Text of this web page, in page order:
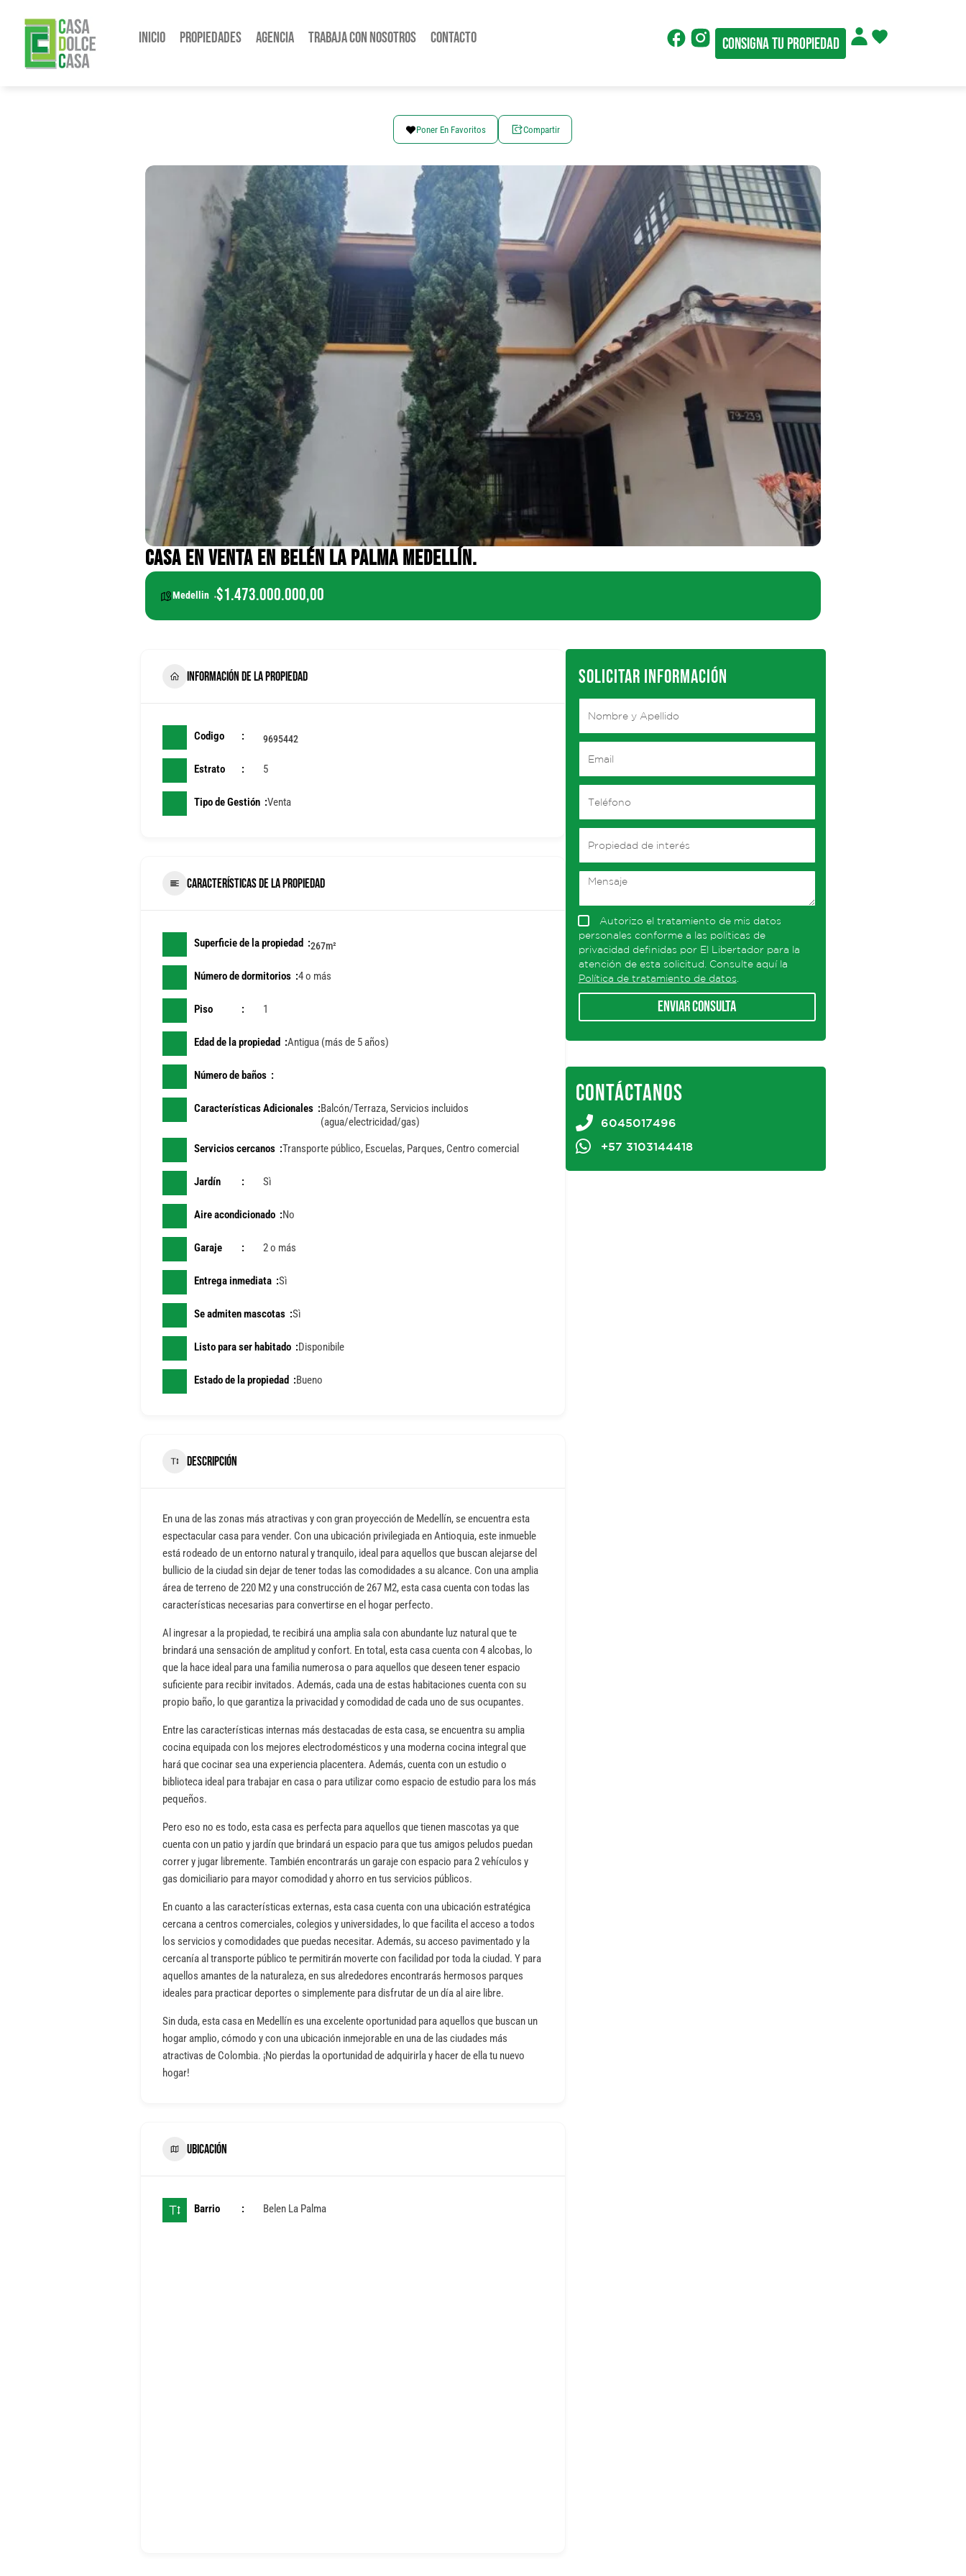
Inicio Propiedades Agencia Trabaja con nosotros Contacto Consigna tu propiedad
Poner En Favoritos Compartir
CASA EN VENTA EN BELÉN LA PALMA MEDELLÍN.
Medellin $1.473.000.000,00
INFORMACIÓN DE LA PROPIEDAD
Codigo 9695442
Estrato 5
Tipo de Gestión Venta
CARACTERÍSTICAS DE LA PROPIEDAD
Superficie de la propiedad 267m²
Número de dormitorios 4 o más
Piso 1
Edad de la propiedad Antigua (más de 5 años)
Número de baños
Características Adicionales
Balcón/Terraza, Servicios incluidos
(agua/electricidad/gas)
Servicios cercanos Transporte público, Escuelas, Parques, Centro comercial
Jardín Sì
Aire acondicionado No
Garaje 2 o más
Entrega inmediata Sì
Se admiten mascotas Sì
Listo para ser habitado Disponibile
Estado de la propiedad Bueno
DESCRIPCIÓN
En una de las zonas más atractivas y con gran proyección de Medellín, se encuentra esta
espectacular casa para vender. Con una ubicación privilegiada en Antioquia, este inmueble
está rodeado de un entorno natural y tranquilo, ideal para aquellos que buscan alejarse del
bullicio de la ciudad sin dejar de tener todas las comodidades a su alcance. Con una amplia
área de terreno de 220 M2 y una construcción de 267 M2, esta casa cuenta con todas las
características necesarias para convertirse en el hogar perfecto.
Al ingresar a la propiedad, te recibirá una amplia sala con abundante luz natural que te
brindará una sensación de amplitud y confort. En total, esta casa cuenta con 4 alcobas, lo
que la hace ideal para una familia numerosa o para aquellos que deseen tener espacio
suficiente para recibir invitados. Además, cada una de estas habitaciones cuenta con su
propio baño, lo que garantiza la privacidad y comodidad de cada uno de sus ocupantes.
Entre las características internas más destacadas de esta casa, se encuentra su amplia
cocina equipada con los mejores electrodomésticos y una moderna cocina integral que
hará que cocinar sea una experiencia placentera. Además, cuenta con un estudio o
biblioteca ideal para trabajar en casa o para utilizar como espacio de estudio para los más
pequeños.
Pero eso no es todo, esta casa es perfecta para aquellos que tienen mascotas ya que
cuenta con un patio y jardín que brindará un espacio para que tus amigos peludos puedan
correr y jugar libremente. También encontrarás un garaje con espacio para 2 vehículos y
gas domiciliario para mayor comodidad y ahorro en tus servicios públicos.
En cuanto a las características externas, esta casa cuenta con una ubicación estratégica
cercana a centros comerciales, colegios y universidades, lo que facilita el acceso a todos
los servicios y comodidades que puedas necesitar. Además, su acceso pavimentado y la
cercanía al transporte público te permitirán moverte con facilidad por toda la ciudad. Y para
aquellos amantes de la naturaleza, en sus alrededores encontrarás hermosos parques
ideales para practicar deportes o simplemente para disfrutar de un día al aire libre.
Sin duda, esta casa en Medellín es una excelente oportunidad para aquellos que buscan un
hogar amplio, cómodo y con una ubicación inmejorable en una de las ciudades más
atractivas de Colombia. ¡No pierdas la oportunidad de adquirirla y hacer de ella tu nuevo
hogar!
UBICACIÓN
Barrio Belen La Palma
SOLICITAR INFORMACIÓN
Autorizo el tratamiento de mis datos
personales conforme a las politicas de
privacidad definidas por El Libertador para la
atención de esta solicitud. Consulte aquí la
Política de tratamiento de datos
Enviar consulta
CONTÁCTANOS
6045017496
+57 3103144418